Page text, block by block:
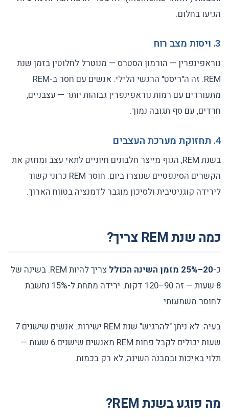
הגיעו בחלום.
3. ויסות מצב רוח
נוראפינפרין — הורמון הסטרס — מנוטרל לחלוטין בזמן שנת
REM. זה ה"ריסט" הרגשי הלילי. אנשים עם חסר ב-REM
מתעוררים עם רמות נוראפינפרין גבוהות יותר — עצבניים,
חרדים, עם סף תגובה נמוך.
4. תחזוקת מערכת העצבים
בשנת REM, הגוף מייצר חלבונים חיוניים לתאי עצב ומחזק את
הקשרים הסינפטיים שנוצרו ביום. חוסר REM כרוני קשור
לירידה קוגניטיבית ולסיכון מוגבר לדמנציה בטווח הארוך.
כמה שנת REM צריך?
כ-20–25% מזמן השינה הכולל
צריך להיות REM. בשינה של
8 שעות — זה 90–120 דקות. ירידה מתחת ל-15% נחשבת
לחוסר משמעותי.
בעיה: לא ניתן "להרגיש" שנת REM ישירות. אנשים שישנים 7
שעות יכולים לקבל פחות REM מאנשים שישנים 6 שעות —
תלוי באיכות ובמבנה השינה, לא רק בכמות.
מה פוגע בשנת REM?